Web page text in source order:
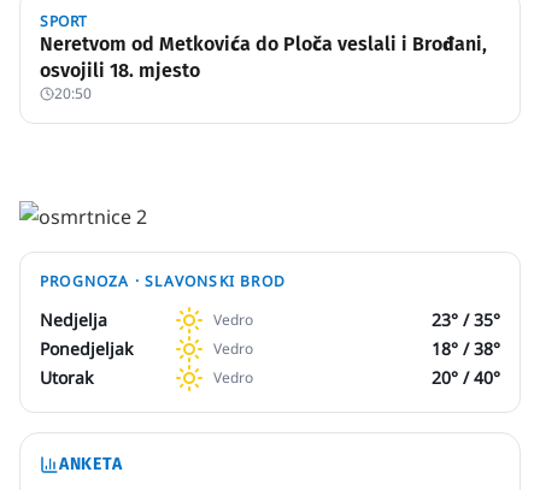
SPORT
Neretvom od Metkovića do Ploča veslali i Brođani,
osvojili 18. mjesto
20:50
PROGNOZA ·SLAVONSKI BROD
Nedjelja Vedro 23° /35°
Ponedjeljak
Vedro 18° /38°
Utorak
Vedro 20° /40°
ANKETA